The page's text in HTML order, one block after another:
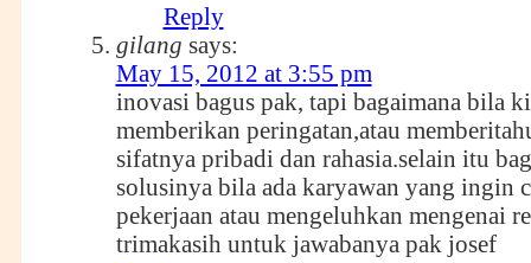
Reply
gilang says:
May 15, 2012 at 3:55 pm
inovasi bagus pak, tapi bagaimana bila
memberikan peringatan,atau
sifatnya pribadi dan rahasia.selain itu
solusinya bila ada karyawan yang ingin
pekerjaan atau mengeluhkan mengenai
trimakasih untuk jawabanya pak josef